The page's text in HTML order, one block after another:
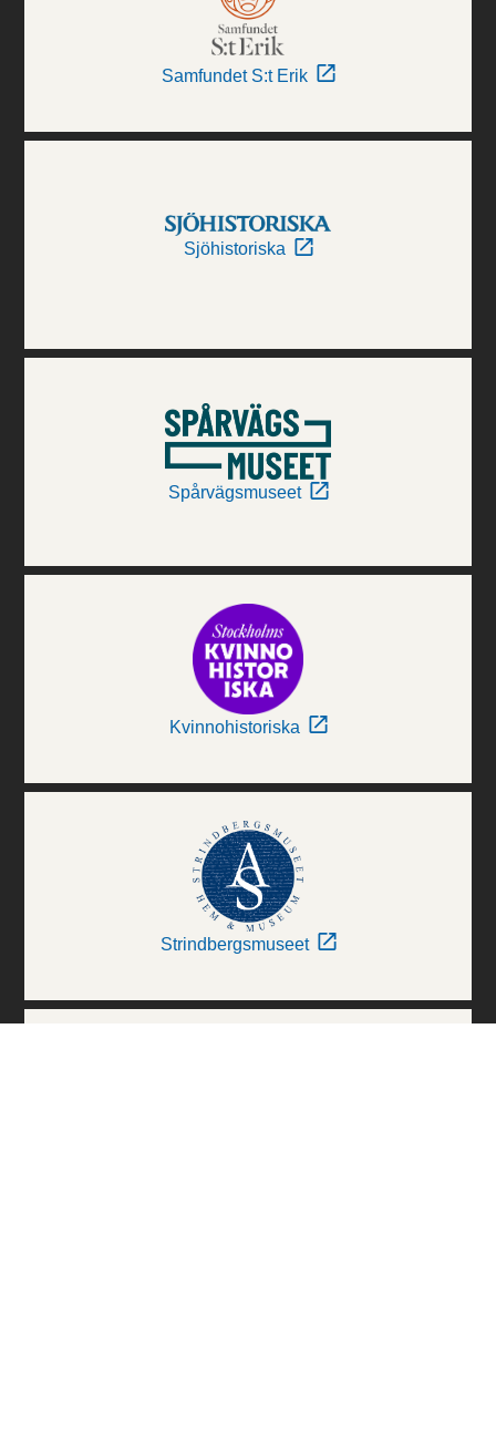
Samfundet S:t Erik
Sjöhistoriska
Spårvägsmuseet
Kvinnohistoriska
Strindbergsmuseet